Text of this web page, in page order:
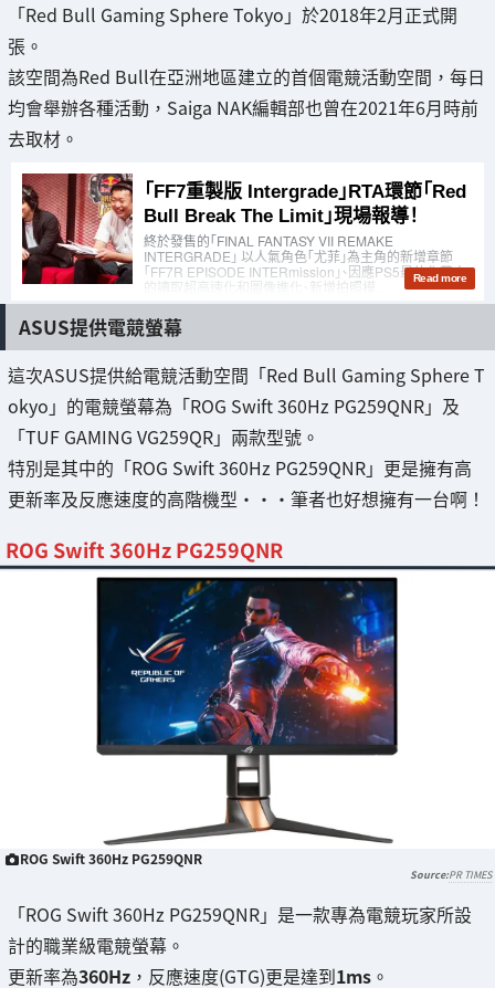
「Red Bull Gaming Sphere Tokyo」於2018年2月正式開
張。
該空間為Red Bull在亞洲地區建立的首個電競活動空間，每日
均會舉辦各種活動，Saiga NAK編輯部也曾在2021年6月時前
去取材。
ASUS提供電競螢幕
這次ASUS提供給電競活動空間「Red Bull Gaming Sphere T
okyo」的電競螢幕為「ROG Swift 360Hz PG259QNR」及
「TUF GAMING VG259QR」兩款型號。
特別是其中的「ROG Swift 360Hz PG259QNR」更是擁有高
更新率及反應速度的高階機型・・・筆者也好想擁有一台啊！
ROG Swift 360Hz PG259QNR
ROG Swift 360Hz PG259QNR
PR TIMES
「ROG Swift 360Hz PG259QNR」是一款專為電競玩家所設
計的職業級電競螢幕。
更新率為360Hz ，反應速度(GTG)更是達到1ms 。